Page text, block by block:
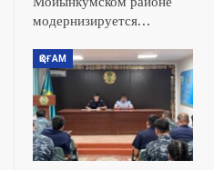
модернизируется…
ҚОҒАМ